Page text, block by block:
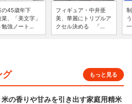
の45歳年下
、「美文字」
強ノート...
フィギュア・中井亜
美、華麗にトリプルア
クセル決める 「...
グ もっと見る
の香りや甘みを引き出す家庭用精米